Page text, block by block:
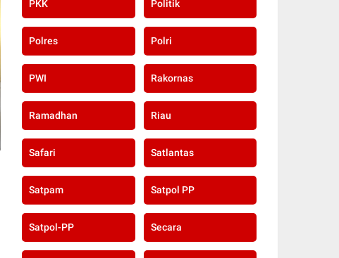
PKK Politik
Polres Polri
PWI Rakornas
Ramadhan Riau
Safari Satlantas
Satpam Satpol PP
Satpol-PP Secara